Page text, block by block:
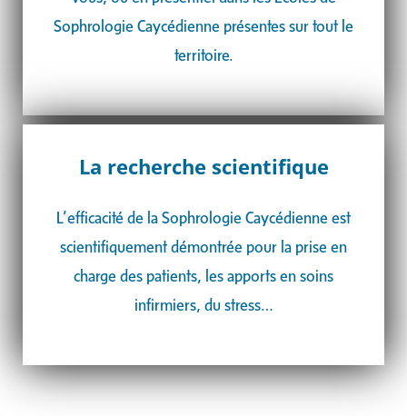
Sophrologie Caycédienne présentes sur tout le
territoire.
La recherche scientifique
L’efficacité de la Sophrologie Caycédienne est
scientifiquement démontrée pour la prise en
charge des patients, les apports en soins
infirmiers, du stress…